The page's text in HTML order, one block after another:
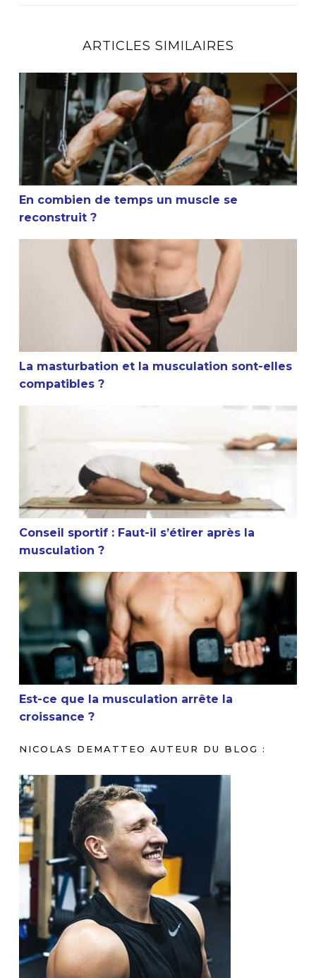
ARTICLES SIMILAIRES
En combien de temps un muscle se reconstruit ?
En combien de temps un muscle se
reconstruit ?
La masturbation et la musculation sont-elles
La masturbation et la musculation sont-elles
compatibles ?
Conseil sportif : Faut-il s’étirer après la musculation ?
Conseil sportif : Faut-il s’étirer après la
musculation ?
Est-ce que la musculation arrête la croissance ?
Est-ce que la musculation arrête la
croissance ?
NICOLAS DEMATTEO AUTEUR DU BLOG :